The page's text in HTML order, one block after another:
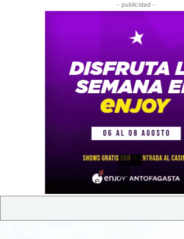
- publicidad -